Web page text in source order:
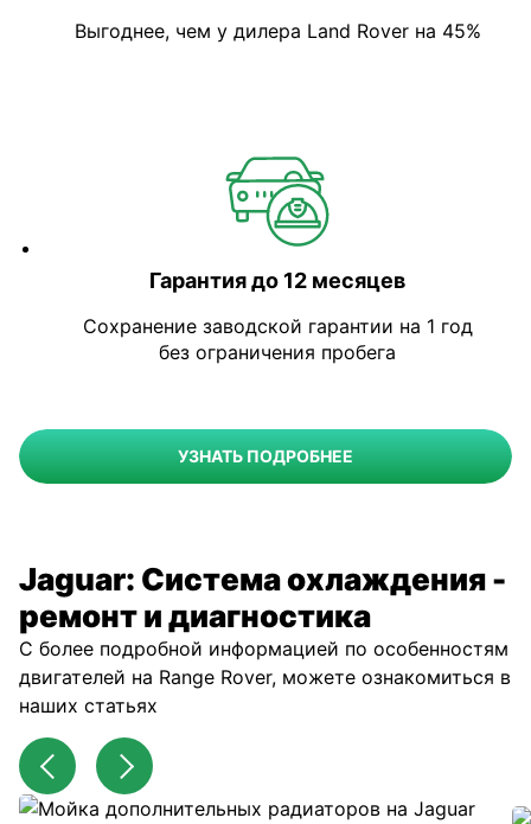
Выгоднее, чем у дилера Land Rover на 45%
Гарантия до 12 месяцев
Сохранение заводской гарантии на 1 год
без ограничения пробега
УЗНАТЬ ПОДРОБНЕЕ
Jaguar: Система охлаждения -
ремонт и диагностика
С более подробной информацией по особенностям
двигателей на Range Rover, можете ознакомиться в
наших статьях